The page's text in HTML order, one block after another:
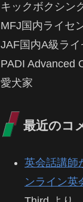
キックボクシン
MFJ国内ライセ
JAF国内A級ライ
PADI Advanced
愛犬家
最近のコ
英会話講師
ンライン英